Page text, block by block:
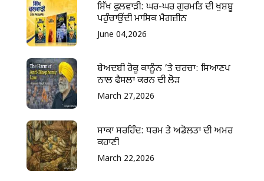
ਸਿੱਖ ਫੁਲਵਾੜੀ: ਘਰ-ਘਰ ਗੁਰਮਤਿ ਦੀ ਖੁਸ਼ਬੂ
ਪਹੁੰਚਾਉਂਦੀ ਮਾਸਿਕ ਮੈਗਜ਼ੀਨ
June 04,2026
ਬੇਅਦਬੀ ਰੋਕੂ ਕਾਨੂੰਨ ‘ਤੇ ਚਰਚਾ: ਸਿਆਣਪ
ਨਾਲ ਫੈਸਲਾ ਕਰਨ ਦੀ ਲੋੜ
March 27,2026
ਸਾਕਾ ਸਰਹਿੰਦ: ਧਰਮ ਤੇ ਅਡੋਲਤਾ ਦੀ ਅਮਰ
ਕਹਾਣੀ
March 22,2026